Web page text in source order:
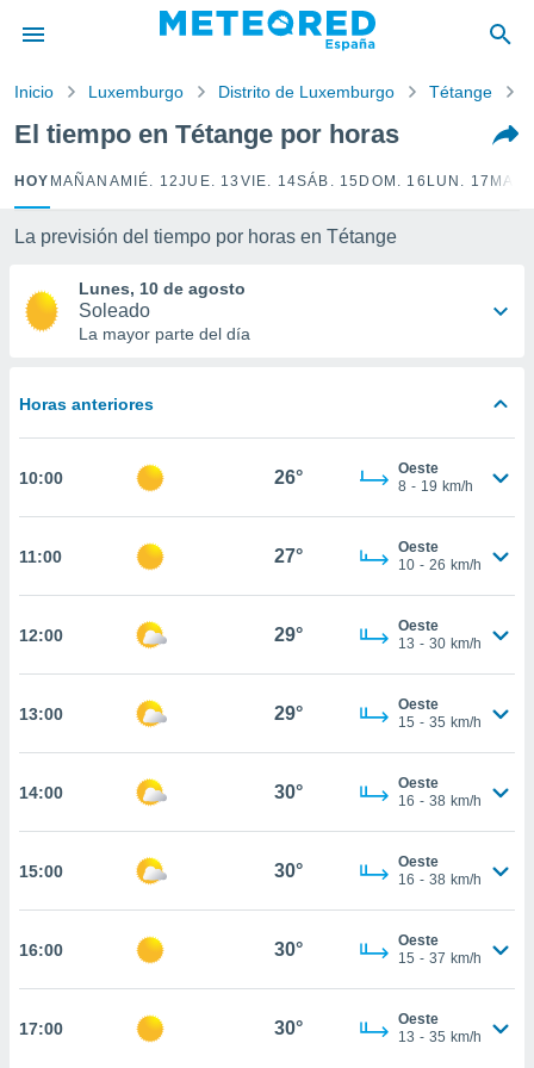
por
para
que se
calidad.
a este
y
digital
permite
seguir
coste.
a la
todas
nuestros
nos
análisis
perfil
y
en
CONFIGURACIÓN
Inicio Luxemburgo Distrito de Luxemburgo Tétange
El tiempo en Tétange por horas
HOY MAÑANA MIÉ. 12JUE. 13 VIE. 14SÁB. 15 DOM. 16 LUN. 17
La previsión del tiempo por horas en Tétange
Lunes, 10 de agosto
Soleado
La mayor parte del día
Horas anteriores
10:00 26°
Oeste
8 - 19 km/h
11:00 27°
Oeste
10 - 26 km/h
12:00 29°
Oeste
13 - 30 km/h
13:00 29°
Oeste
15 - 35 km/h
14:00 30°
Oeste
16 - 38 km/h
15:00 30°
Oeste
16 - 38 km/h
16:00 30°
Oeste
15 - 37 km/h
17:00 30°
Oeste
13 - 35 km/h